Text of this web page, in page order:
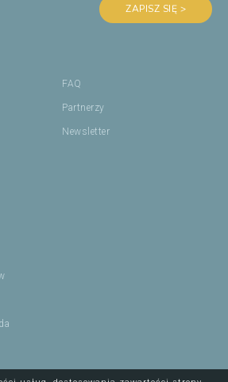
ZAPISZ SIĘ >
FAQ
Partnerzy
Newsletter